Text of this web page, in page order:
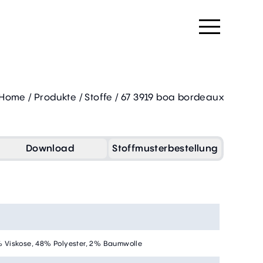
/ Produkte / Stoffe /67 3919 boa bordeaux
Download Stoffmusterbestellung
Viskose, 48% Polyester, 2% Baumwolle